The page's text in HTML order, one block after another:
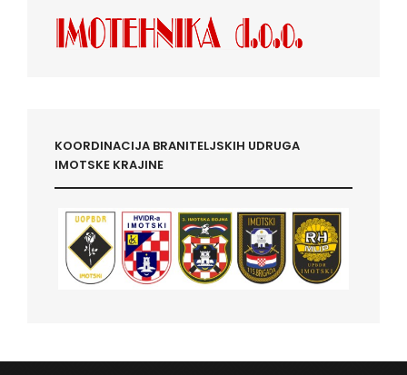
KOORDINACIJA BRANITELJSKIH UDRUGA
IMOTSKE KRAJINE